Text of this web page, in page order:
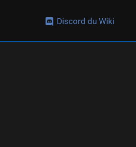
Discord du Wiki